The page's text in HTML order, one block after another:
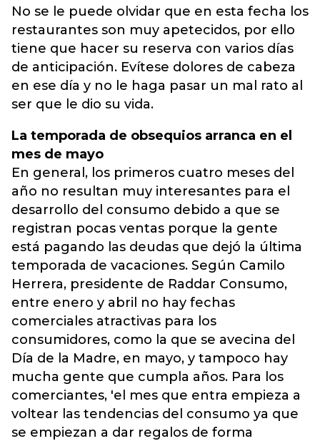
No se le puede olvidar que en esta fecha los
restaurantes son muy apetecidos, por ello
tiene que hacer su reserva con varios días
de anticipación. Evítese dolores de cabeza
en ese día y no le haga pasar un mal rato al
ser que le dio su vida.
La temporada de obsequios arranca en el
mes de mayo
En general, los primeros cuatro meses del
año no resultan muy interesantes para el
desarrollo del consumo debido a que se
registran pocas ventas porque la gente
está pagando las deudas que dejó la última
temporada de vacaciones. Según Camilo
Herrera, presidente de Raddar Consumo,
entre enero y abril no hay fechas
comerciales atractivas para los
consumidores, como la que se avecina del
Día de la Madre, en mayo, y tampoco hay
mucha gente que cumpla años. Para los
comerciantes, 'el mes que entra empieza a
voltear las tendencias del consumo ya que
se empiezan a dar regalos de forma